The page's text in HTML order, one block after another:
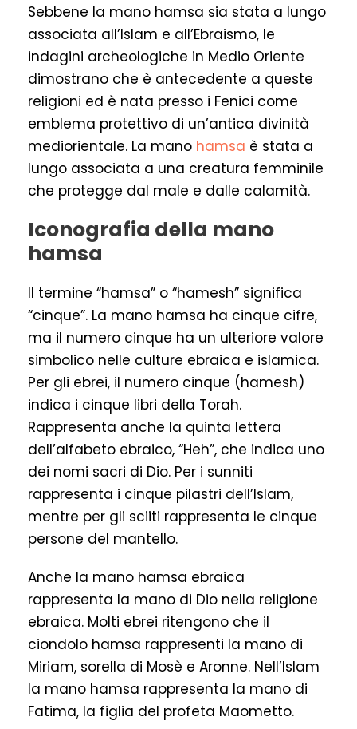
Sebbene la mano hamsa sia stata a lungo
associata all’Islam e all’Ebraismo, le
indagini archeologiche in Medio Oriente
dimostrano che è antecedente a queste
religioni ed è nata presso i Fenici come
emblema protettivo di un’antica divinità
mediorientale. La mano hamsa è stata a
lungo associata a una creatura femminile
che protegge dal male e dalle calamità.
Iconografia della mano
hamsa
Il termine “hamsa” o “hamesh” significa
“cinque”. La mano hamsa ha cinque cifre,
ma il numero cinque ha un ulteriore valore
simbolico nelle culture ebraica e islamica.
Per gli ebrei, il numero cinque (hamesh)
indica i cinque libri della Torah.
Rappresenta anche la quinta lettera
dell’alfabeto ebraico, “Heh”, che indica uno
dei nomi sacri di Dio. Per i sunniti
rappresenta i cinque pilastri dell’Islam,
mentre per gli sciiti rappresenta le cinque
persone del mantello.
Anche la mano hamsa ebraica
rappresenta la mano di Dio nella religione
ebraica. Molti ebrei ritengono che il
ciondolo hamsa rappresenti la mano di
Miriam, sorella di Mosè e Aronne. Nell’Islam
la mano hamsa rappresenta la mano di
Fatima, la figlia del profeta Maometto.